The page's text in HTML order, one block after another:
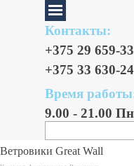
Контакты:
+375 29 659-
+375 33 630-
Время
9.00 - 21.00
Ветровики Great Wall